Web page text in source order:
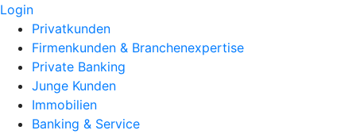
Login
Privatkunden
Firmenkunden & Branchenexpertise
Private Banking
Junge Kunden
Immobilien
Banking & Service